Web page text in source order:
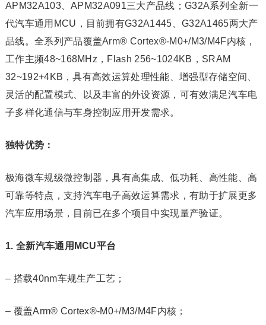
APM32A103、APM32A091三大产品线；G32A系列全新一
代汽车通用MCU，目前拥有G32A1445、G32A1465两大产
品线。全系列产品覆盖Arm® Cortex®-M0+/M3/M4F内核，
工作主频48~168MHz，Flash 256~1024KB，SRAM
32~192+4KB，具有高效运算处理性能、增强型存储空间、
灵活的配置模式、以及丰富的外设资源，可有效满足汽车电
子多样化通信与车身控制应用开发需求。
独特优势：
极海微车规级微控制器，具有高集成、低功耗、高性能、高
可靠等特点，支持汽车电子高效运算需求，有助于扩展更多
汽车应用场景，目前已在多个项目中实现量产验证。
1. 全新汽车通用MCU平台
– 搭载40nm车规生产工艺；
– 覆盖Arm® Cortex®-M0+/M3/M4F内核；